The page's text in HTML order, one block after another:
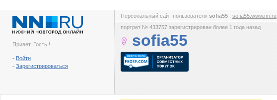
Привет, Гость !
- Войти
- Зарегистрироваться
Персональный сайт пользователя sofia55 : sofia55.www.nn.ru
портрет № 433757 зарегистрирован более 1 года назад
sofia55